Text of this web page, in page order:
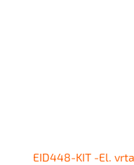
EID448-KIT -El.